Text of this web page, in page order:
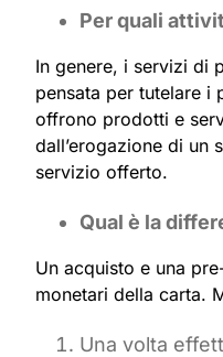
Per quali
In genere, i servizi di
pensata per tutelare i
offrono prodotti e
dall’erogazione di un
servizio offerto.
Qual è la
Un acquisto e una
monetari della carta.
Una volta